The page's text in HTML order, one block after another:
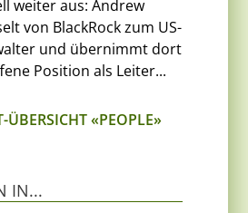
weiter aus: Andrew
von BlackRock zum US-
und übernimmt dort
Position als Leiter...
ÜBERSICHT «PEOPLE»
IN...